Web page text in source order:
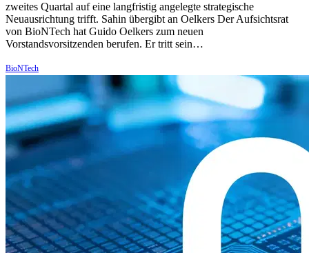
zweites Quartal auf eine langfristig angelegte strategische
Neuausrichtung trifft. Sahin übergibt an Oelkers Der Aufsichtsrat
von BioNTech hat Guido Oelkers zum neuen
Vorstandsvorsitzenden berufen. Er tritt sein…
BioNTech